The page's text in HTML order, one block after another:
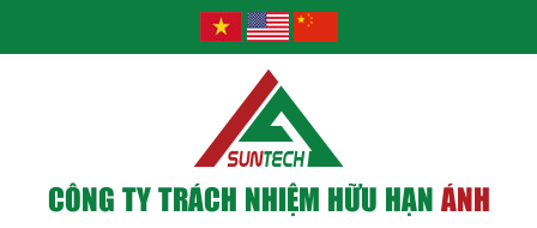
CÔNG TY TRÁCH NHIỆM HỮU HẠNÁNH